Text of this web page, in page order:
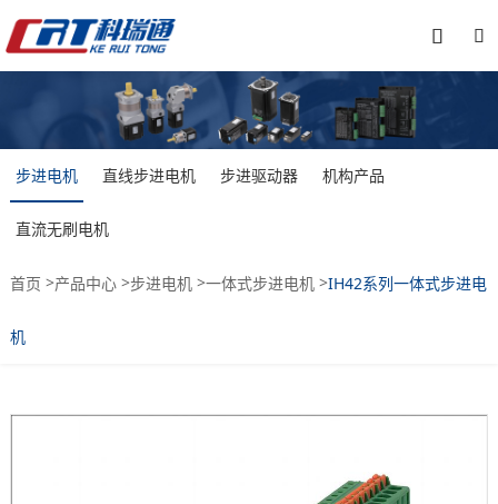


步进电机 直线步进电机 步进驱动器 机构产品
直流无刷电机
首页 >产品中心>步进电机>一体式步进电机>IH42系列一体式步进电
机